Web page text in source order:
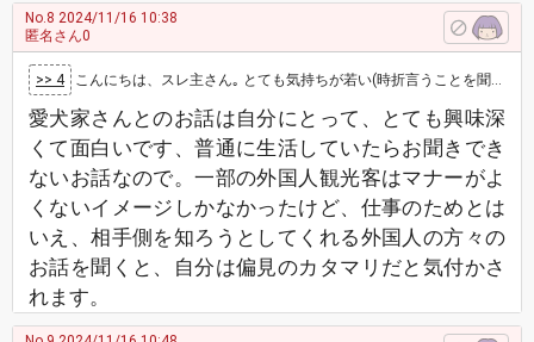
No.8 2024/11/16 10:38
匿名さん0
>> 4 こんにちは、スレ主さん｡ とても気持ちが若い(時折言うことを聞いてくれない？ミクルなので笑、ハンドルネームくらいはインパクトのある名前にし…
愛犬家さんとのお話は自分にとって、とても興味深
くて面白いです、普通に生活していたらお聞きでき
ないお話なので。一部の外国人観光客はマナーがよ
くないイメージしかなかったけど、仕事のためとは
いえ、相手側を知ろうとしてくれる外国人の方々の
お話を聞くと、自分は偏見のカタマリだと気付かさ
れます。